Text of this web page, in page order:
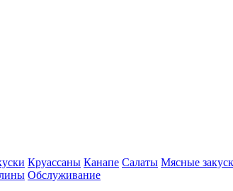
Круассаны Канапе Салаты Мясные
Обслуживание